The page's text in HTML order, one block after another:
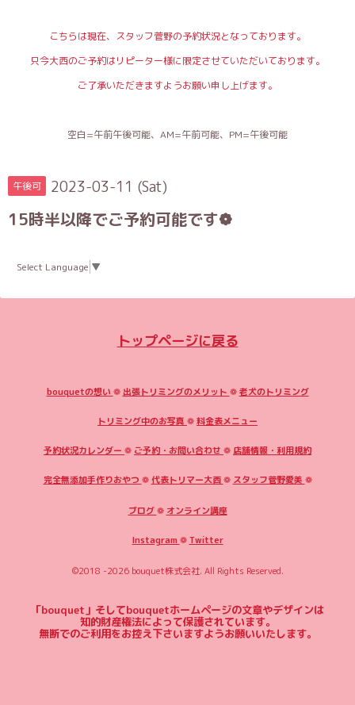
こちらは現在、スタッフ菅野の予約状況となっております。
只今大西のご予約はリピーター様に限定させていただいております。
ご了承いただきますようお願い申し上げます。
空白=午前午後可能、AM=午前可能、PM=午後可能
午後可 2023-03-11 (Sat)
15時半以降でご予約可能です❁︎
Select Language ▼
トップページに戻る
bouquetの想い ❁ 出張トリミングのメリット ❁老犬のトリミング
トリミング中のお写真 ❁料金表メニュー
予約状況カレンダー ❁ ご予約・お問い合わせ ❁ 店舗情報・利用規約
完全無添加手作りおやつ ❁代表トリマー大西❁ スタッフ菅野愛美 ❁
ブログ❁ オンライン講座
Instagram ❁Twitter
©2018 -2026 bouquet株式会社. All Rights Reserved.
「bouquet」そしてbouquetホームページの文章やデザインは
知的財産権法によって保護されています。
無断でのご利用をお控え下さいますようお願いいたします。